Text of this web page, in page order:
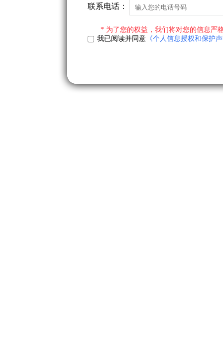
联系电话：
* 为了您的权益，我们将对您的信息严
我已阅读并同意《个人信息授权和保护